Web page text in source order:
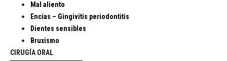
Mal aliento
Encías – Gingivitis periodontitis
Dientes sensibles
Bruxismo
CIRUGÍA ORAL